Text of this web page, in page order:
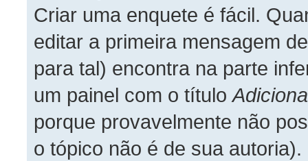
Criar uma enquete é fácil.
editar a primeira mensagem
para tal) encontra na parte
um painel com o título
porque provavelmente não
o tópico não é de sua